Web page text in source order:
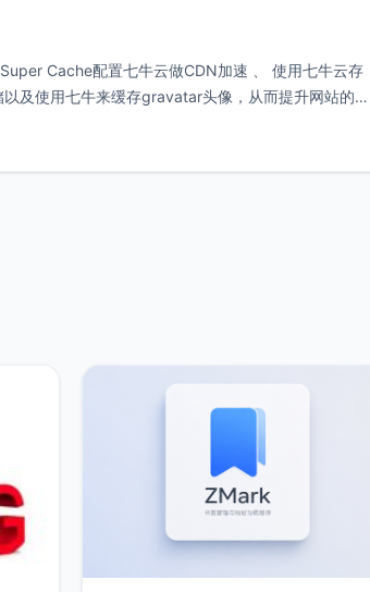
Cache配置七牛云做CDN加速 、 使用七牛云存
及使用七牛来缓存gravatar头像，从而提升网站的